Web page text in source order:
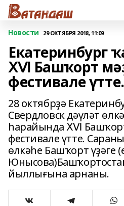
Новости 29 ОКТЯБРЯ 2018, 11:09
Екатеринбург
ⅩⅥ Башҡорт
фестивале үтте.
28 октябрҙә
Свердловск дәүләт
һарайында ⅩⅥ
фестивале үтте.
өлкәһе Башҡорт үҙәге
йыллығына арнаны.